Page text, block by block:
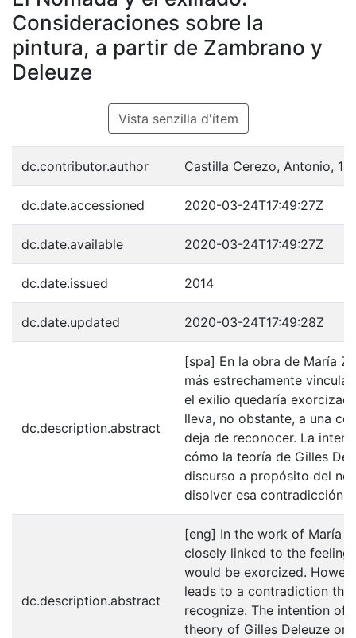
Consideraciones sobre la
pintura, a partir de Zambrano y
Deleuze
Vista senzilla d'ítem
dc.contributor.author Castilla Cerezo, Antonio,
dc.date.accessioned 2020-03-24T17:49:27Z
dc.date.available 2020-03-24T17:49:27Z
dc.date.issued 2014
dc.date.updated 2020-03-24T17:49:28Z
dc.description.abstract
[spa] En la obra de María
más estrechamente
el exilio quedaría
lleva, no obstante, a una
deja de reconocer. La
cómo la teoría de Gilles
discurso a propósito del
disolver esa contradicción.
dc.description.abstract
[eng] In the work of María
closely linked to the
would be exorcized.
leads to a contradiction
recognize. The intention of
theory of Gilles Deleuze on